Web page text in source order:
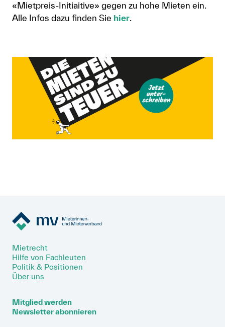
«Mietpreis-Initiaitive» gegen zu hohe Mieten ein.
Alle Infos dazu finden Sie hier.
Mietrecht
Hilfe von Fachleuten
Politik & Positionen
Über uns
Mitglied werden
Newsletter abonnieren